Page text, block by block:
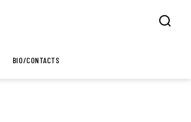
BIO/CONTACTS